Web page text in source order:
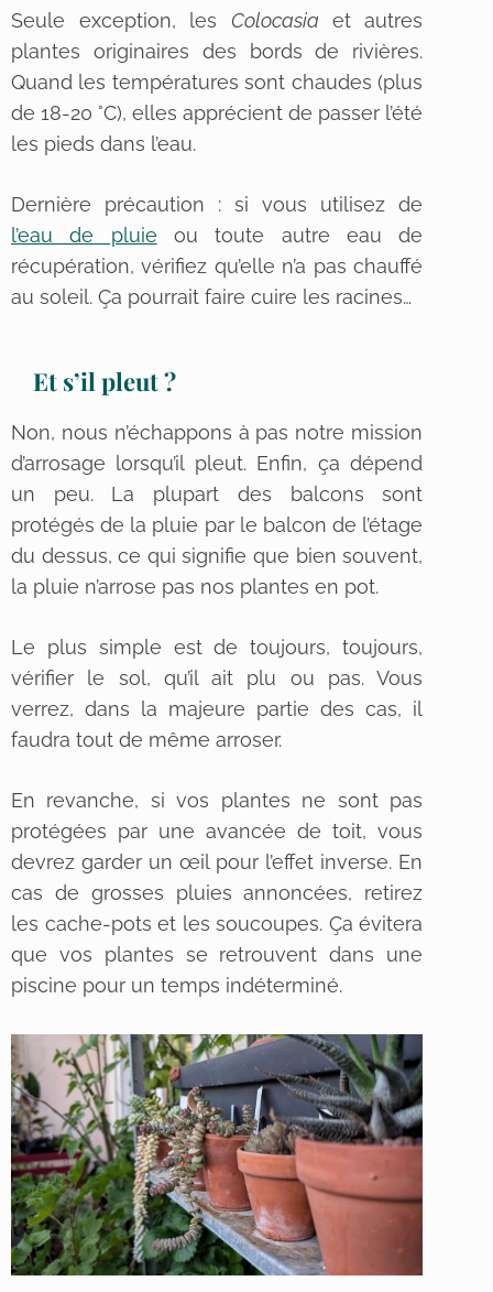
Seule exception, les Colocasia et autres
plantes originaires des bords de rivières.
Quand les températures sont chaudes (plus
de 18-20 °C), elles apprécient de passer l’été
les pieds dans l’eau.
Dernière précaution : si vous utilisez de
l’eau de pluie ou toute autre eau de
récupération, vérifiez qu’elle n’a pas chauffé
au soleil. Ça pourrait faire cuire les racines…
Et s’il pleut ?
Non, nous n’échappons à pas notre mission
d’arrosage lorsqu’il pleut. Enfin, ça dépend
un peu. La plupart des balcons sont
protégés de la pluie par le balcon de l’étage
du dessus, ce qui signifie que bien souvent,
la pluie n’arrose pas nos plantes en pot.
Le plus simple est de toujours, toujours,
vérifier le sol, qu’il ait plu ou pas. Vous
verrez, dans la majeure partie des cas, il
faudra tout de même arroser.
En revanche, si vos plantes ne sont pas
protégées par une avancée de toit, vous
devrez garder un œil pour l’effet inverse. En
cas de grosses pluies annoncées, retirez
les cache-pots et les soucoupes. Ça évitera
que vos plantes se retrouvent dans une
piscine pour un temps indéterminé.